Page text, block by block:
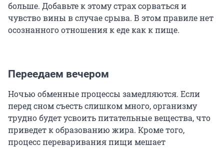
больше. Добавьте к этому страх сорваться и
чувство вины в случае срыва. В этом правиле нет
осознанного отношения к еде как к пище.
Переедаем вечером
Ночью обменные процессы замедляются. Если
перед сном съесть слишком много, организму
трудно будет усвоить питательные вещества, что
приведет к образованию жира. Кроме того,
процесс переваривания пищи мешает